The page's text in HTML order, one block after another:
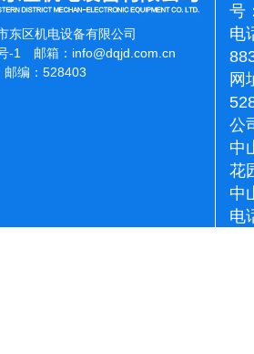
东区机电设备有限公司
-1
邮箱： info@dqjd.com.cn
编：528403
号
电
网
公
中
花
中
电